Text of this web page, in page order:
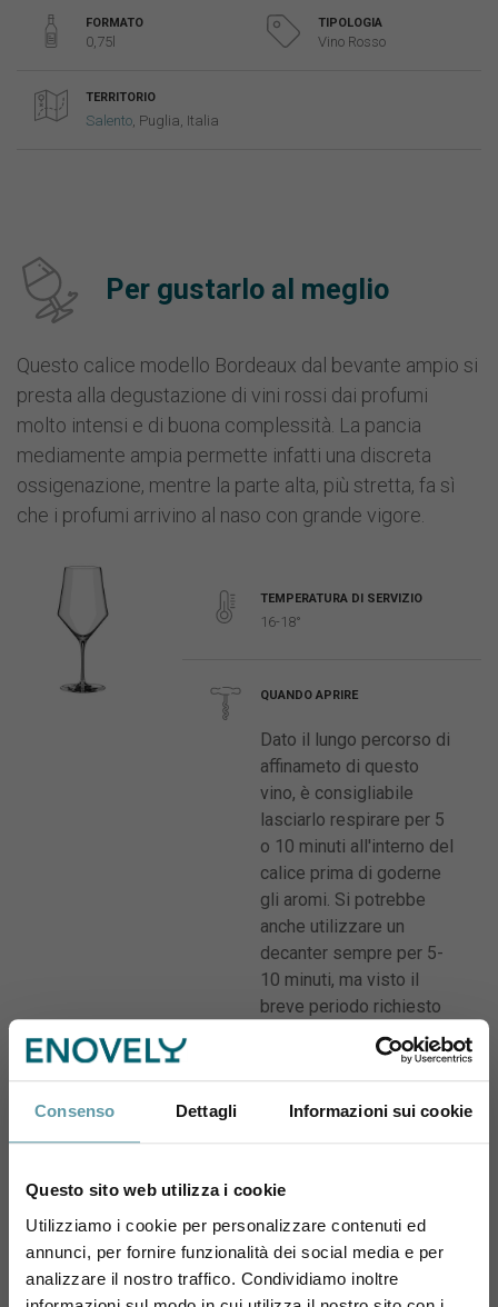
Consenso Dettagli Informazioni sui cookie
Questo sito web utilizza i cookie
Utilizziamo i cookie per personalizzare contenuti ed
annunci, per fornire funzionalità dei social media e per
analizzare il nostro traffico. Condividiamo inoltre
FORMATO
0,75l
TIPOLOGIA
Vino Rosso
TERRITORIO
Salento , Puglia, Italia
Per gustarlo al meglio
Questo calice modello Bordeaux dal bevante ampio si
presta alla degustazione di vini rossi dai profumi
molto intensi e di buona complessità. La pancia
mediamente ampia permette infatti una discreta
ossigenazione, mentre la parte alta, più stretta, fa sì
che i profumi arrivino al naso con grande vigore.
TEMPERATURA DI SERVIZIO
16-18°
QUANDO APRIRE
Dato il lungo percorso di
affinameto di questo
vino, è consigliabile
lasciarlo respirare per 5
o 10 minuti all'interno del
calice prima di goderne
gli aromi. Si potrebbe
anche utilizzare un
decanter sempre per 5-
10 minuti, ma visto il
breve periodo richiesto
in questo caso, per
comodità, è preferibile la
prima opzione.
MOMENTO PER DEGUSTARLO
tra Winelover, Cenetta
romantica
Sei maggiorenne?